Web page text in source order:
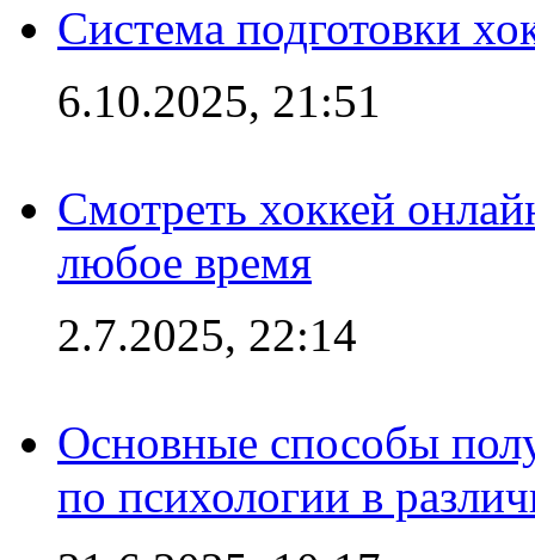
Система подготовки
6.10.2025, 21:51
Смотреть хоккей
любое время
2.7.2025, 22:14
Основные способы
по психологии в